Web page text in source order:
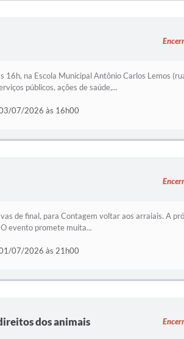
na Escola Municipal Antônio Carlos Lemos
públicos, ações de saúde,...
07/2026 às 16h00
de final, para Contagem voltar aos arraiais. A
evento promete muita...
07/2026 às 21h00
dos animais